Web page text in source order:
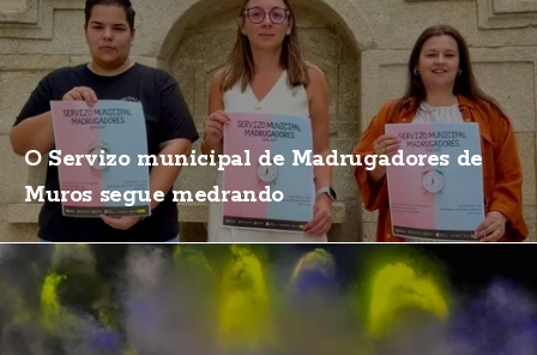
O Servizo municipal de Madrugadores de
Muros segue medrando